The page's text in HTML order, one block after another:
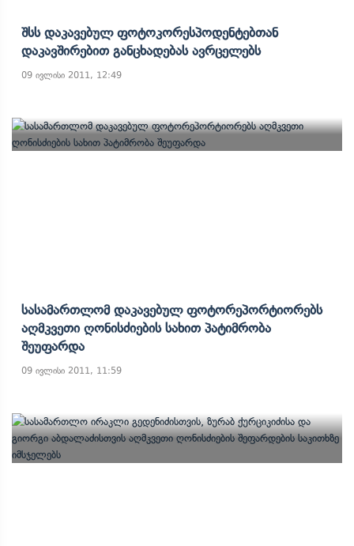
Შსს Დაკავებულ Ფოტოკორესპოდენტებთან
Დაკავშირებით Განცხადებას Ავრცელებს
09 ივლისი 2011, 12:49
Სასამართლომ Დაკავებულ Ფოტორეპორტიორებს
Აღმკვეთი Ღონისძიების Სახით Პატიმრობა
Შეუფარდა
09 ივლისი 2011, 11:59